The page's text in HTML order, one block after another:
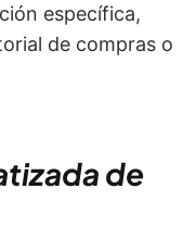
específica,
de compras o
de